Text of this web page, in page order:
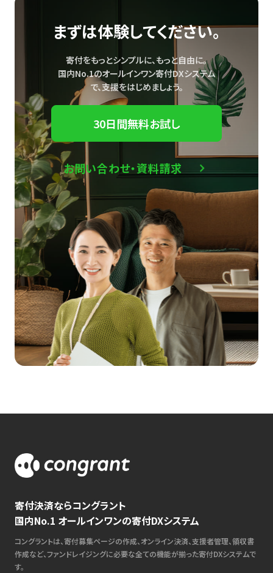
まずは体験してください。
寄付をもっとシンプルに、もっと自由に。
国内No.1のオールインワン寄付DXシステム
で、支援をはじめましょう。
30日間無料お試し
お問い合わせ・資料請求
寄付決済ならコングラント
国内No.1 オールインワンの寄付DXシステム
コングラントは、寄付募集ページの作成、オンライン決済、支援者管理、領収書
作成など、ファンドレイジングに必要な全ての機能が揃った寄付DXシステムで
す。